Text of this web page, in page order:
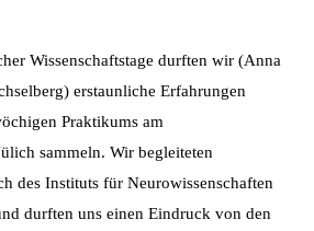
Wissenschaftstage durften wir (Anna
erstaunliche Erfahrungen
Praktikums am
sammeln. Wir begleiteten
des Instituts für Neurowissenschaften
durften uns einen Eindruck von den